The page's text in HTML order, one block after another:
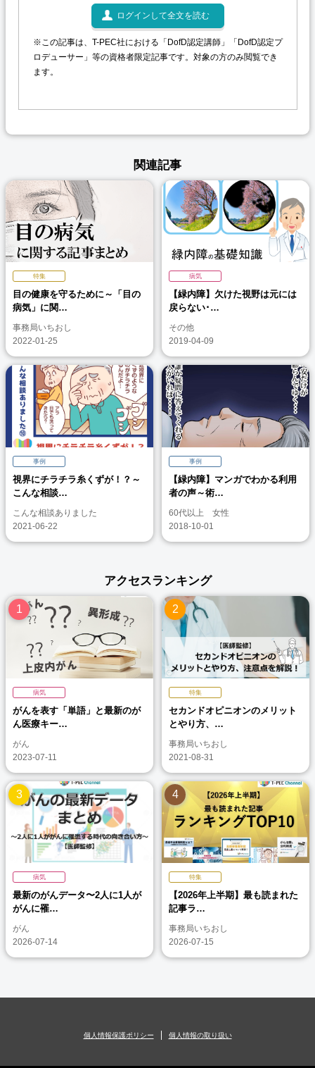
ログインして全文を読む
※この記事は、T-PEC社における「DofD認定講師」「DofD認定プ
ロデューサー」等の資格者限定記事です。対象の方のみ閲覧でき
ます。
関連記事
特集
目の健康を守るために～「目の
病気」に関…
事務局いちおし
2022-01-25
病気
【緑内障】欠けた視野は元には
戻らない･…
その他
2019-04-09
事例
視界にチラチラ糸くずが！？～
こんな相談…
こんな相談ありました
2021-06-22
事例
【緑内障】マンガでわかる利用
者の声～術…
60代以上 女性
2018-10-01
アクセスランキング
病気
がんを表す「単語」と最新のが
ん医療キー…
がん
2023-07-11
特集
セカンドオピニオンのメリット
とやり方、…
事務局いちおし
2021-08-31
病気
最新のがんデータ〜2人に1人が
がんに罹…
がん
2026-07-14
特集
【2026年上半期】最も読まれた
記事ラ…
事務局いちおし
2026-07-15
個人情報保護ポリシー 個人情報の取り扱い